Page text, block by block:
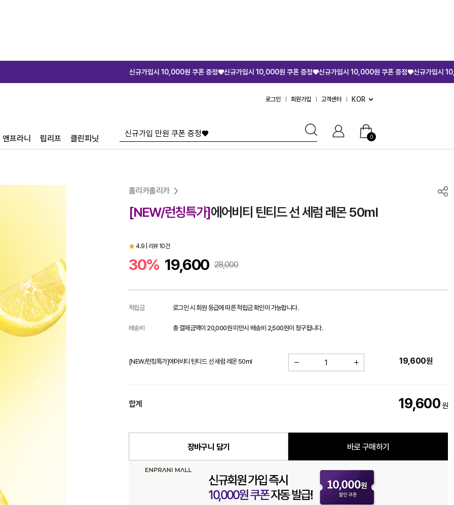
신규가입시 10,000원 쿠폰 증정♥신규가입시 10,000원 쿠폰 증정♥신규가입시 10,000원 쿠폰 증정♥신규가입시 10,000원 쿠폰
로그인 회원가입 고객센터 KOR
엔프라니 립리프 클린피닛 0
홀리카홀리카
[NEW/런칭특가]에어비티 틴티드 선 세럼 레몬 50ml
4.9 | 리뷰 10건
30% 19,600 28,000
적립금 로그인 시 회원 등급에 따른 적립금 확인이 가능합니다.
배송비 총 결제금액이 20,000원 미만시 배송비 2,500원이 청구됩니다.
[NEW/런칭특가]에어비티 틴티드 선 세럼 레몬 50ml 19,600원
합계 19,600 원
장바구니 담기 바로 구매하기